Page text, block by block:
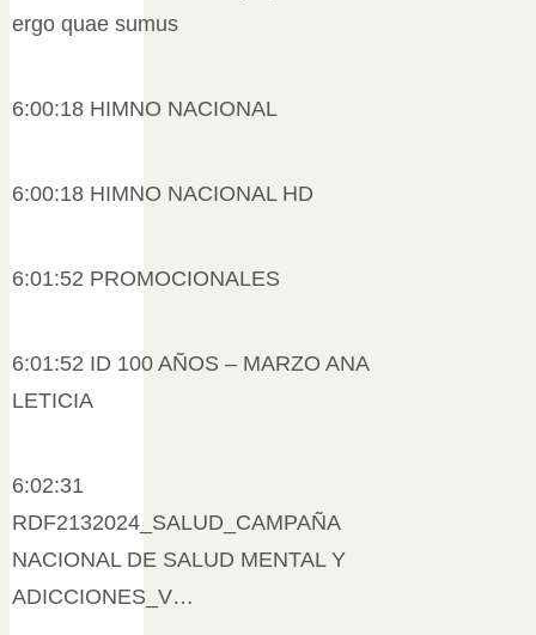
ergo quae sumus
6:00:18 HIMNO NACIONAL
6:00:18 HIMNO NACIONAL HD
6:01:52 PROMOCIONALES
6:01:52 ID 100 AÑOS – MARZO ANA
LETICIA
6:02:31
RDF2132024_SALUD_CAMPAÑA
NACIONAL DE SALUD MENTAL Y
ADICCIONES_V…